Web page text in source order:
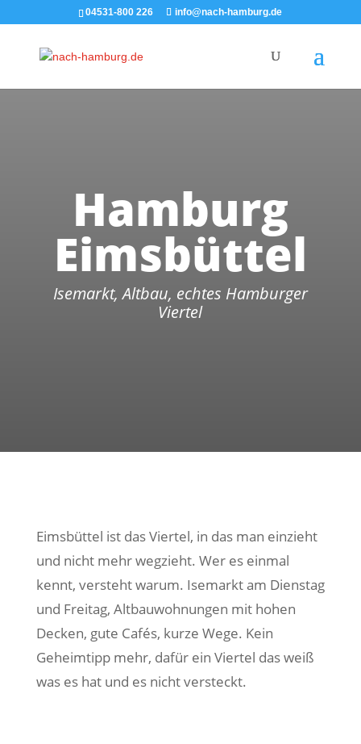
04531-800 226 info@nach-hamburg.de
Hamburg
Eimsbüttel
Isemarkt, Altbau, echtes Hamburger
Viertel
Eimsbüttel ist das Viertel, in das man einzieht
und nicht mehr wegzieht. Wer es einmal
kennt, versteht warum. Isemarkt am Dienstag
und Freitag, Altbauwohnungen mit hohen
Decken, gute Cafés, kurze Wege. Kein
Geheimtipp mehr, dafür ein Viertel das weiß
was es hat und es nicht versteckt.